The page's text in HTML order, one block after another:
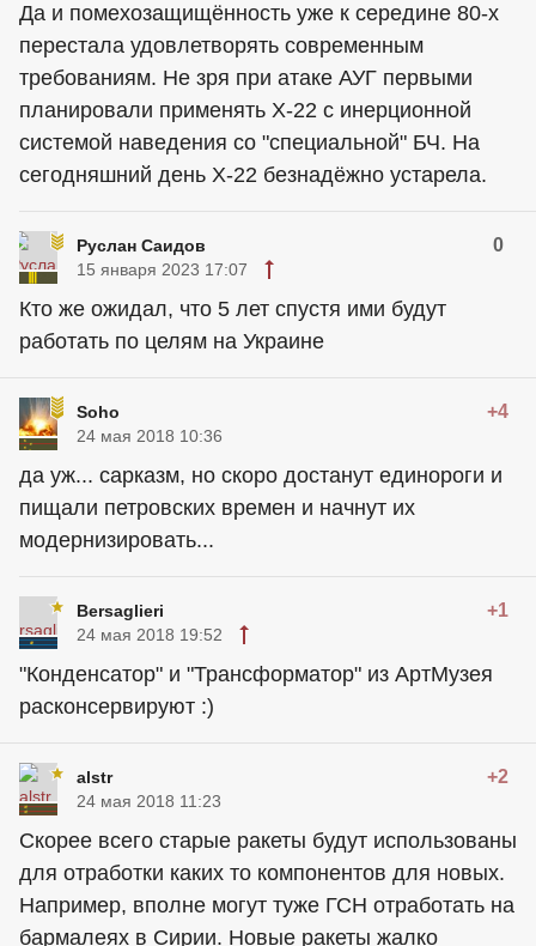
Да и помехозащищённость уже к середине 80-х
перестала удовлетворять современным
требованиям. Не зря при атаке АУГ первыми
планировали применять Х-22 с инерционной
системой наведения со "специальной" БЧ. На
сегодняшний день Х-22 безнадёжно устарела.
Руслан Саидов 0
15 января 2023 17:07
Кто же ожидал, что 5 лет спустя ими будут
работать по целям на Украине
Soho +4
24 мая 2018 10:36
да уж... сарказм, но скоро достанут единороги и
пищали петровских времен и начнут их
модернизировать...
Bersaglieri +1
24 мая 2018 19:52
"Конденсатор" и "Трансформатор" из АртМузея
расконсервируют :)
alstr +2
24 мая 2018 11:23
Скорее всего старые ракеты будут использованы
для отработки каких то компонентов для новых.
Например, вполне могут туже ГСН отработать на
бармалеях в Сирии. Новые ракеты жалко